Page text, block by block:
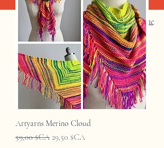
Recherche
Artyarns Merino Cloud
Prix original
59,00 $CA Prix promotionnel
29,50 $CA